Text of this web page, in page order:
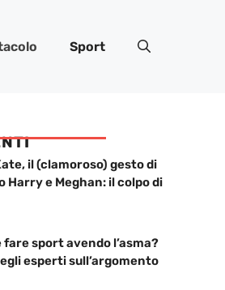
Sport
il (clamoroso) gesto di
Harry e Meghan: il colpo di
fare sport avendo l’asma?
esperti sull’argomento